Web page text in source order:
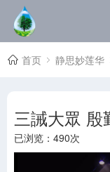
首页 静思妙莲华
三誡大眾 殷
已浏览： 490次